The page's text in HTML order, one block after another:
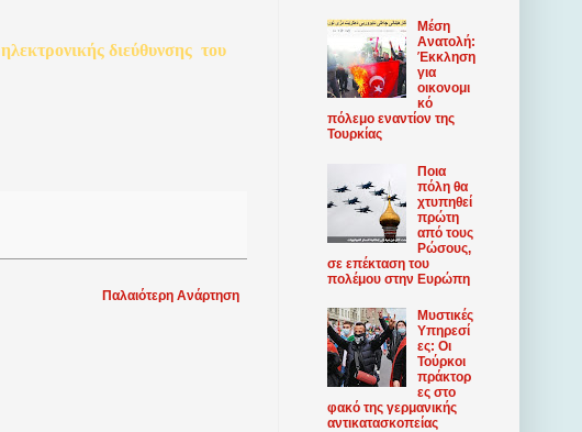
ηλεκτρονικής διεύθυνσης του
Παλαιότερη Ανάρτηση
Μέση
Ανατολή:
Έκκληση
για
οικονομι
κό
πόλεμο εναντίον της
Τουρκίας
Ποια
πόλη θα
χτυπηθεί
πρώτη
από τους
Ρώσους,
σε επέκταση του
πολέμου στην Ευρώπη
Μυστικές
Υπηρεσί
ες: Οι
Τούρκοι
πράκτορ
ες στο
φακό της γερμανικής
αντικατασκοπείας